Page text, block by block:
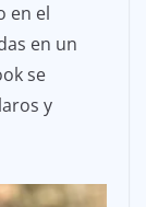
en el
en un
se
y